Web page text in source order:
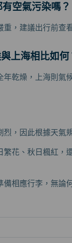
空氣污染嗎？
重，建議出行前查
上海相比如何
年乾燥，上海則氣
烈，因此根據天氣
繁花、秋日楓紅，
備相應行李，無論